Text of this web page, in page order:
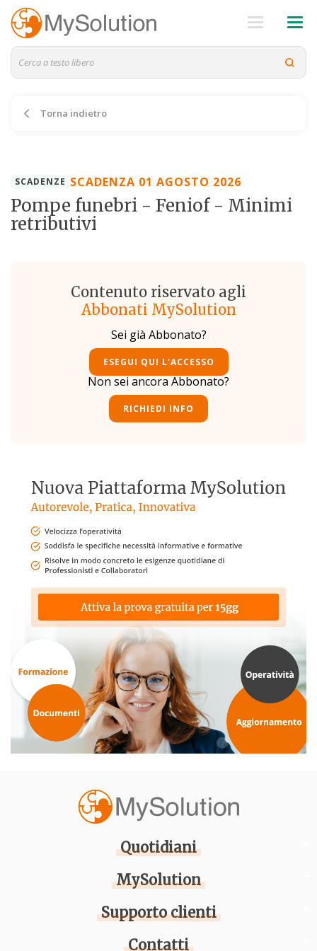
Torna indietro
SCADENZE SCADENZA 01 AGOSTO 2026
Pompe funebri - Feniof - Minimi
retributivi
Contenuto riservato agli
Abbonati MySolution
Sei già Abbonato?
ESEGUI QUI L'ACCESSO
Non sei ancora Abbonato?
RICHIEDI INFO
Quotidiani
MySolution
Supporto clienti
Contatti